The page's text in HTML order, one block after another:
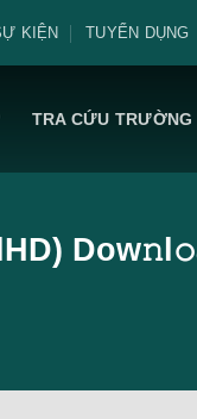
KIỆN TUYỂN DỤNG
TRA CỨU